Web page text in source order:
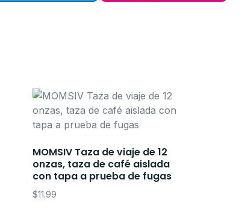
MOMSIV Taza de viaje de 12
onzas, taza de café aislada
con tapa a prueba de fugas
$11.99